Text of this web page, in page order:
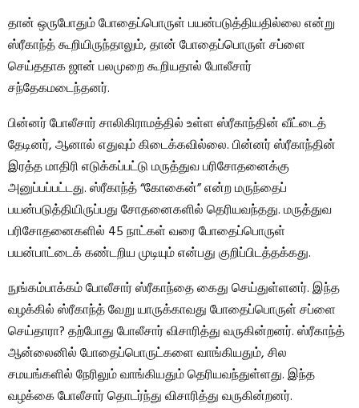
தான் ஒருபோதும் போதைப்பொருள் பயன்படுத்தியதில்லை என்று
ஸ்ரீகாந்த் கூறியிருந்தாலும், தான் போதைப்பொருள் சப்ளை
செய்ததாக ஜான் பலமுறை கூறியதால் போலீசார்
சந்தேகமடைந்தனர்.
பின்னர் போலீசார் சாலிகிராமத்தில் உள்ள ஸ்ரீகாந்தின் வீட்டைத்
தேடினர், ஆனால் எதுவும் கிடைக்கவில்லை. பின்னர் ஸ்ரீகாந்தின்
இரத்த மாதிரி எடுக்கப்பட்டு மருத்துவ பரிசோதனைக்கு
அனுப்பப்பட்டது. ஸ்ரீகாந்த் “கோகைன்” என்ற மருந்தைப்
பயன்படுத்தியிருப்பது சோதனைகளில் தெரியவந்தது. மருத்துவ
பரிசோதனைகளில் 45 நாட்கள் வரை போதைப்பொருள்
பயன்பாட்டைக் கண்டறிய முடியும் என்பது குறிப்பிடத்தக்கது.
நுங்கம்பாக்கம் போலீசார் ஸ்ரீகாந்தை கைது செய்துள்ளனர். இந்த
வழக்கில் ஸ்ரீகாந்த் வேறு யாருக்காவது போதைப்பொருள் சப்ளை
செய்தாரா? தற்போது போலீசார் விசாரித்து வருகின்றனர். ஸ்ரீகாந்த்
ஆன்லைனில் போதைப்பொருட்களை வாங்கியதும், சில
சமயங்களில் நேரிலும் வாங்கியதும் தெரியவந்துள்ளது. இந்த
வழக்கை போலீசார் தொடர்ந்து விசாரித்து வருகின்றனர்.